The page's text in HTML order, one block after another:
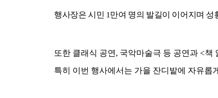
행사장은 시민 1만여 명의 발길이 이어지며 성
또한 클래식 공연, 국악마술극 등 공연과 <책
특히 이번 행사에서는 가을 잔디밭에 자유롭